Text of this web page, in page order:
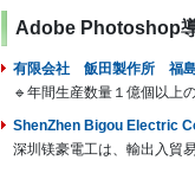
Adobe Photoshop
有限会社 飯田製作所 福
🔹年間生産数量１億個以上
ShenZhen Bigou Electric
深圳镁豪電工は、輸出入貿